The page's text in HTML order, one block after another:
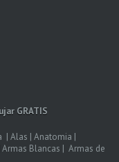
GRATIS
| Alas | Anatomia |
Blancas | Armas de